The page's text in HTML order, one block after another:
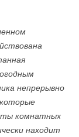
непрерывно
комнатных
находит